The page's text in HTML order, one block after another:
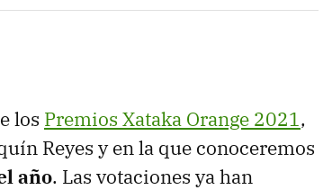
los Premios Xataka Orange 2021,
Reyes y en la que conoceremos
año. Las votaciones ya han